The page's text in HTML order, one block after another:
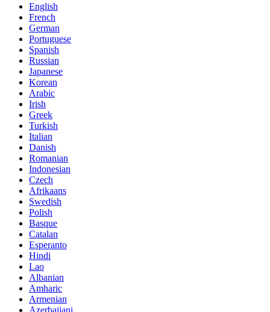
English
French
German
Portuguese
Spanish
Russian
Japanese
Korean
Arabic
Irish
Greek
Turkish
Italian
Danish
Romanian
Indonesian
Czech
Afrikaans
Swedish
Polish
Basque
Catalan
Esperanto
Hindi
Lao
Albanian
Amharic
Armenian
Azerbaijani